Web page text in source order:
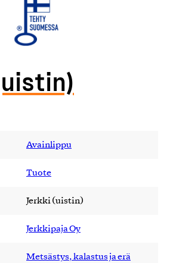
Avainlippu
Tuote
Jerkki (uistin)
Jerkkipaja Oy
Metsästys, kalastus ja erä